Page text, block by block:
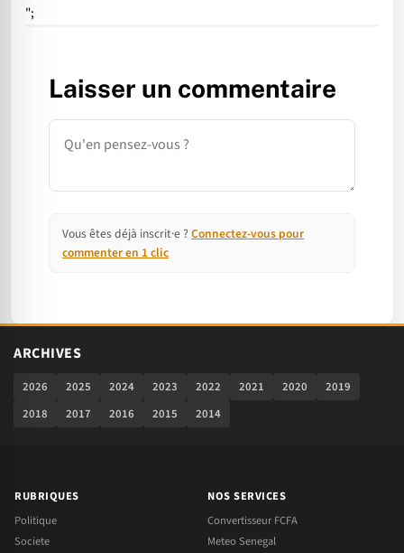
";
Laisser un commentaire
Commentaire
Vous êtes déjà inscrit·e ? Connectez-vous pour
commenter en 1 clic
ARCHIVES
2026 2025 2024 2023 2022 2021 2020
2019
2018
2017 2016 2015 2014
RUBRIQUES
Politique
Societe
NOS SERVICES
Convertisseur FCFA
Meteo Senegal